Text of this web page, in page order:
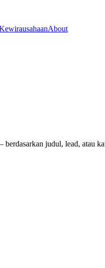
About
judul, lead, atau